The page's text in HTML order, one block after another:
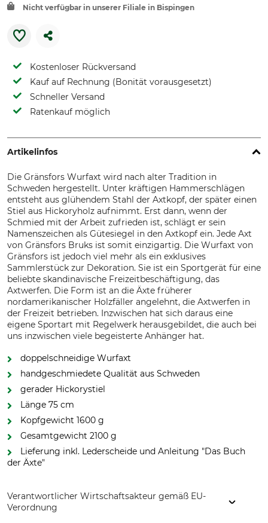
Nicht verfügbar in unserer Filiale in Bispingen
Kostenloser Rückversand
Kauf auf Rechnung (Bonität vorausgesetzt)
Schneller Versand
Ratenkauf möglich
Artikelinfos
Die Gränsfors Wurfaxt wird nach alter Tradition in
Schweden hergestellt. Unter kräftigen Hammerschlägen
entsteht aus glühendem Stahl der Axtkopf, der später einen
Stiel aus Hickoryholz aufnimmt. Erst dann, wenn der
Schmied mit der Arbeit zufrieden ist, schlägt er sein
Namenszeichen als Gütesiegel in den Axtkopf ein. Jede Axt
von Gränsfors Bruks ist somit einzigartig. Die Wurfaxt von
Gränsfors ist jedoch viel mehr als ein exklusives
Sammlerstück zur Dekoration. Sie ist ein Sportgerät für eine
beliebte skandinavische Freizeitbeschäftigung, das
Axtwerfen. Die Form ist an die Äxte früherer
nordamerikanischer Holzfäller angelehnt, die Axtwerfen in
der Freizeit betrieben. Inzwischen hat sich daraus eine
eigene Sportart mit Regelwerk herausgebildet, die auch bei
uns inzwischen viele begeisterte Anhänger hat.
doppelschneidige Wurfaxt
handgeschmiedete Qualität aus Schweden
gerader Hickorystiel
Länge 75 cm
Kopfgewicht 1600 g
Gesamtgewicht 2100 g
Lieferung inkl. Lederscheide und Anleitung "Das Buch
der Äxte"
Verantwortlicher Wirtschaftsakteur gemäß EU-
Verordnung